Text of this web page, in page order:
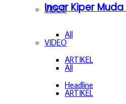
VIDEO
All
ARTIKEL
Headline
Incar Kiper
VIDEO
All
ARTIKEL